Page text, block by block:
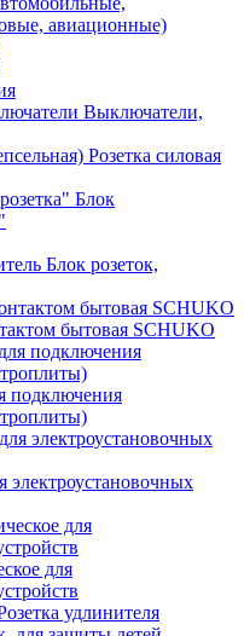
авиационные)
Выключатели,
Розетка силовая
Блок
Блок розеток,
бытовая SCHUKO
подключения
электроустановочных
для
удлинителя